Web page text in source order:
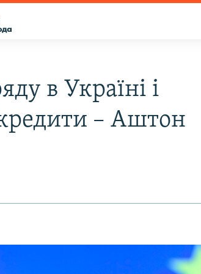
в Україні і
– Аштон